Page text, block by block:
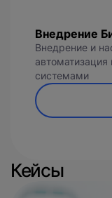
Внедрение
Внедрение и
системами
Кейсы